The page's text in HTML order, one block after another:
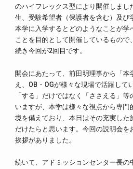
のハイフレックス型により開催しまし
生、受験希望者（保護者を含む）及び
本学に入学するとどのようなことが学
ことを目的として開催しているもので
続き今回が2回目です。
開会にあたって、前田明理事から「本
え、OB・OGが様々な現場で活躍して
「する」だけではなく「ささえる」
いますが、本学は様々な視点から専門
境を備えており、本日はその充実した
だけたらと思います。今回の説明会を
挨拶がありました。
続いて、アドミッションセンター長の